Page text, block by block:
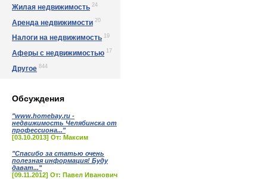
Жилая недвижимость 24
Аренда недвижимости 20
Налоги на недвижимость 19
Аферы с недвижимостью 17
Другое 844
Обсуждения
"www.homebay.ru -
недвижимость Челябинска от
профессиона..."
[03.10.2013] От: Максим
"Спасибо за статью очень
полезная информация! Буду
дават..."
[09.11.2012] От: Павел Иванович